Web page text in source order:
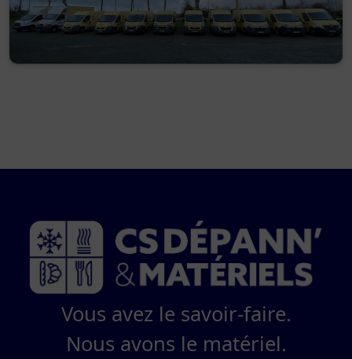
Vous avez le savoir-faire.
Nous avons le matériel.